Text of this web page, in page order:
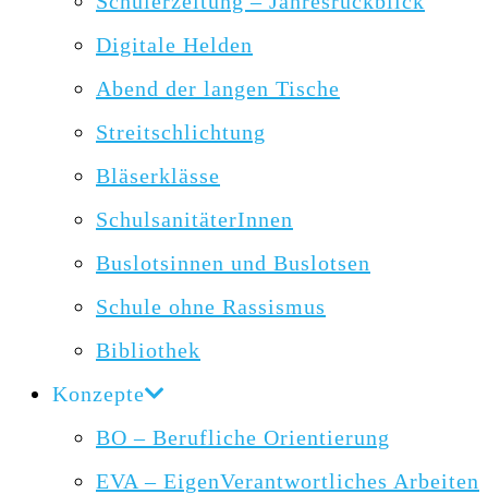
Digitale Helden
Abend der langen Tische
Streitschlichtung
Bläserklässe
SchulsanitäterInnen
Buslotsinnen und Buslotsen
Schule ohne Rassismus
Bibliothek
Konzepte
BO – Berufliche Orientierung
EVA – EigenVerantwortliches Arbeiten